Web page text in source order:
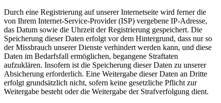
Durch eine Registrierung auf unserer Internetseite wird ferner die
von Ihrem Internet-Service-Provider (ISP) vergebene IP-Adresse,
das Datum sowie die Uhrzeit der Registrierung gespeichert. Die
Speicherung dieser Daten erfolgt vor dem Hintergrund, dass nur so
der Missbrauch unserer Dienste verhindert werden kann, und diese
Daten im Bedarfsfall ermöglichen, begangene Straftaten
aufzuklären. Insofern ist die Speicherung dieser Daten zu unserer
Absicherung erforderlich. Eine Weitergabe dieser Daten an Dritte
erfolgt grundsätzlich nicht, sofern keine gesetzliche Pflicht zur
Weitergabe besteht oder die Weitergabe der Strafverfolgung dient.